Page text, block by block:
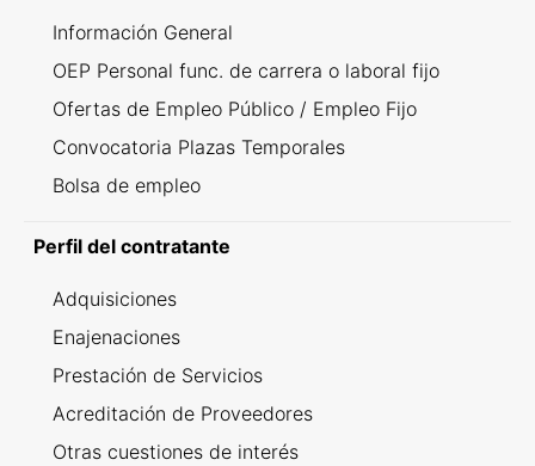
Información General
OEP Personal func. de carrera o laboral fijo
Ofertas de Empleo Público / Empleo Fijo
Convocatoria Plazas Temporales
Bolsa de empleo
Perfil del contratante
Adquisiciones
Enajenaciones
Prestación de Servicios
Acreditación de Proveedores
Otras cuestiones de interés